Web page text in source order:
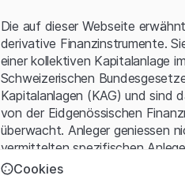
Die auf dieser Webseite
derivative Finanzinstrumente.
einer kollektiven Kapitalanlage
Schweizerischen
Kapitalanlagen (KAG) und sind
von der Eidgenössischen
überwacht. Anleger geniessen
vermittelten spezifischen
Cookies